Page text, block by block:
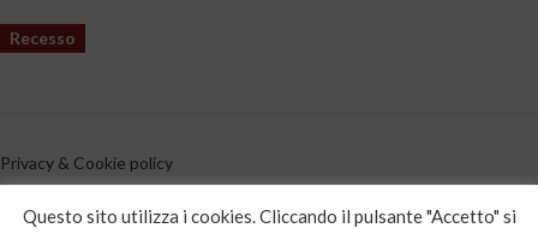
Recesso
Privacy & Cookie policy
CATEGORIE PRODOTTO
Questo sito utilizza i cookies. Cliccando il pulsante "Accetto" si